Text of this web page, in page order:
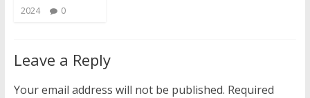
2024
0
Leave a Reply
Your email address will not be published. Required